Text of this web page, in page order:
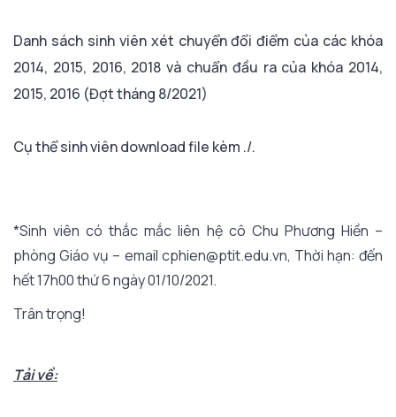
Danh sách sinh viên xét chuyển đổi điểm của các khóa
2014, 2015, 2016, 2018 và chuẩn đầu ra của khóa 2014,
2015, 2016 (Đợt tháng 8/2021)
Cụ thể sinh viên download file kèm ./.
*Sinh viên có thắc mắc liên hệ cô Chu Phương Hiền –
phòng Giáo vụ – email cphien@ptit.edu.vn, Thời hạn: đến
hết 17h00 thứ 6 ngày 01/10/2021.
Trân trọng!
Tải về: